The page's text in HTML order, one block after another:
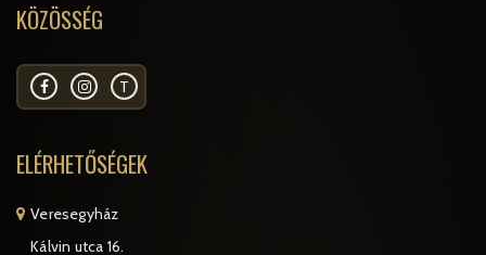
KÖZÖSSÉG
T
ELÉRHETŐSÉGEK
Veresegyház
Kálvin utca 16.